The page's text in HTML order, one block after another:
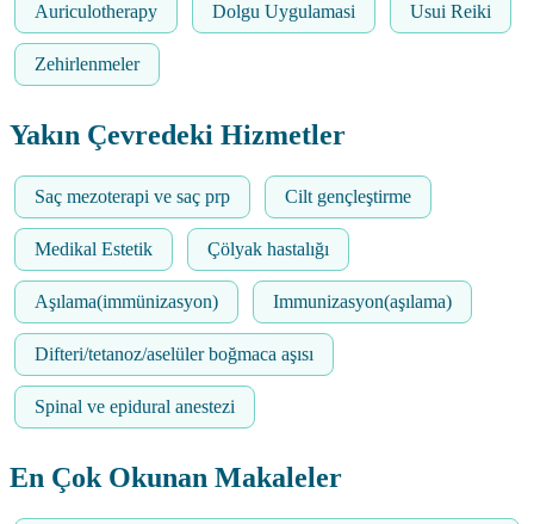
Auriculotherapy Dolgu Uygulamasi Usui Reiki
Zehirlenmeler
Yakın Çevredeki Hizmetler
Saç mezoterapi ve saç prp Cilt gençleştirme
Medikal Estetik Çölyak hastalığı
Aşılama(immünizasyon) Immunizasyon(aşılama)
Difteri/tetanoz/aselüler boğmaca aşısı
Spinal ve epidural anestezi
En Çok Okunan Makaleler